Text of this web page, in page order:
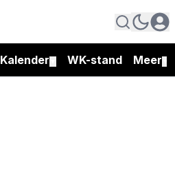
Kalender WK-stand Meer